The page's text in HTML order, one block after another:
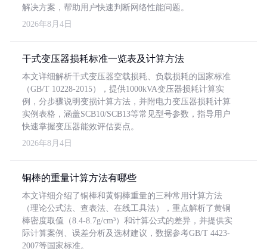
解决方案，帮助用户快速判断网络性能问题。
2026年8月4日
干式变压器损耗标准一览表及计算方法
本文详细解析干式变压器空载损耗、负载损耗的国家标准
（GB/T 10228-2015），提供1000kVA变压器损耗计算实
例，分步骤说明变损计算方法，并附电力变压器损耗计算
实例表格，涵盖SCB10/SCB13等常见型号参数，指导用户
快速掌握变压器能效评估要点。
2026年8月4日
铜棒的重量计算方法有哪些
本文详细介绍了铜棒和黄铜棒重量的三种常用计算方法
（理论公式法、查表法、在线工具法），重点解析了黄铜
棒密度取值（8.4-8.7g/cm³）和计算公式的差异，并提供实
际计算案例、误差分析及选材建议，数据参考GB/T 4423-
2007等国家标准。